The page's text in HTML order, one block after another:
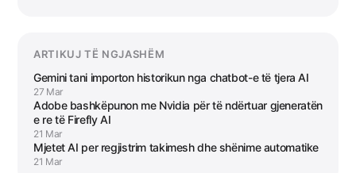
ARTIKUJ TË NGJASHËM
Gemini tani importon historikun nga chatbot-e të tjera AI
27 Mar
Adobe bashkëpunon me Nvidia për të ndërtuar gjeneratën
e re të Firefly AI
21 Mar
Mjetet AI per regjistrim takimesh dhe shënime automatike
21 Mar